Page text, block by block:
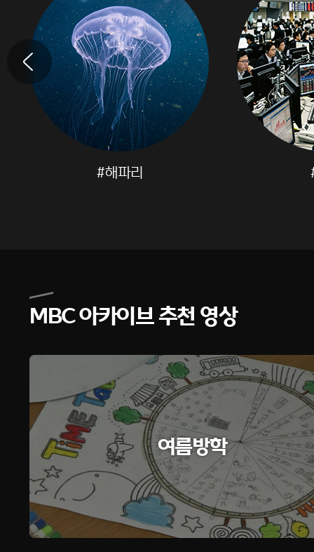
#해파리
MBC 아카이브 추천 영상
여름방학